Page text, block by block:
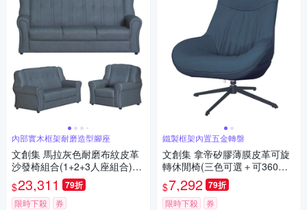
內部實木框架耐磨造型腳座
文創集 馬拉灰色耐磨布紋皮革
沙發椅組合(1+2+3人座組合)-1
87x84x88cm免組
$23,311 79折
限時下殺 券
鐵製框架內置五金轉盤
文創集 拿帝矽膠薄膜皮革可旋
轉休閒椅(三色可選＋可360度
旋轉)-76x85x92cm免組
$7,292 79折
限時下殺 券